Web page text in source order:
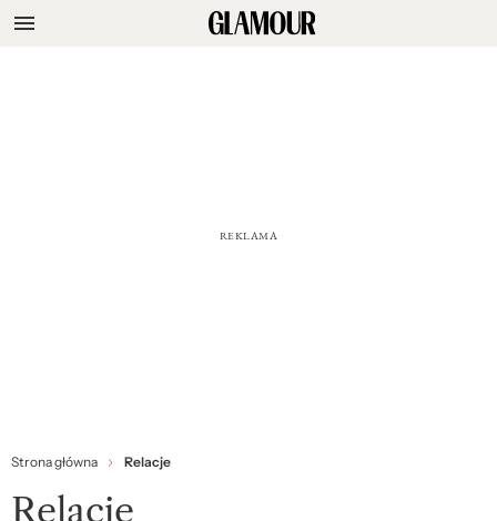
Strona główna Relacje
Relacje